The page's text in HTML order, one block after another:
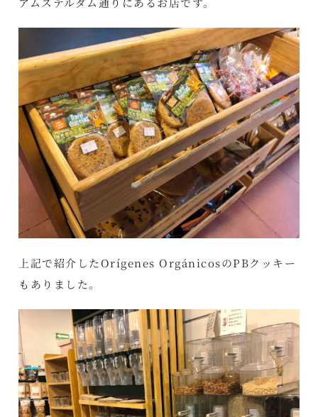
上記で紹介したOrígenes OrgánicosのPBクッキー
もありました。